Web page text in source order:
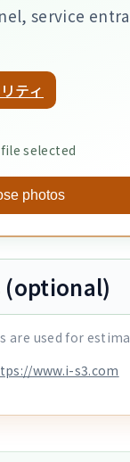
service
ティ
selected
photos
(optional)
are used for
www.i-s3.com